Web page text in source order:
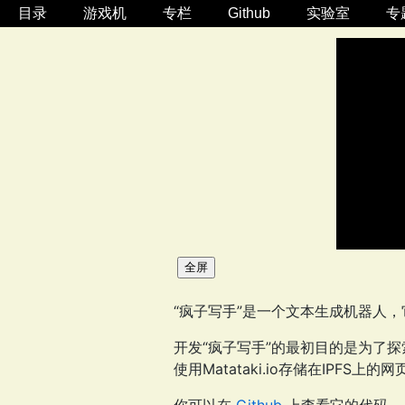
目录 游戏机 专栏 Github 实验室 专
全屏
“疯子写手”是一个文本生成机器人
开发“疯子写手”的最初目的是为了
使用Matataki.io存储在IPFS上的网